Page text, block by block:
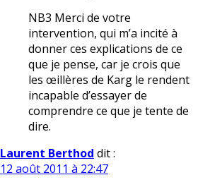
NB3 Merci de votre
intervention, qui m’a incité à
donner ces explications de ce
que je pense, car je crois que
les œillères de Karg le rendent
incapable d’essayer de
comprendre ce que je tente de
dire.
Laurent Berthod dit :
12 août 2011 à 22:47